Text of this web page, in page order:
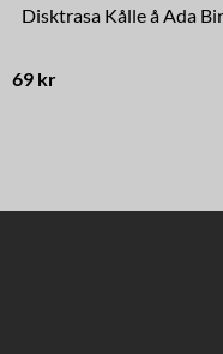
69 kr